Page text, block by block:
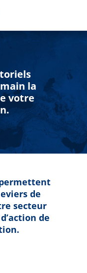
la
votre
permettent
de
secteur
de